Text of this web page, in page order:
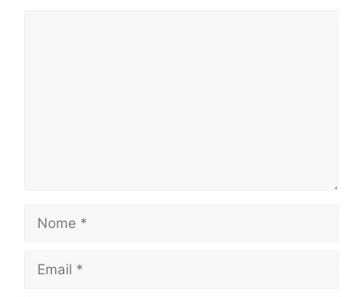
Nome
Email